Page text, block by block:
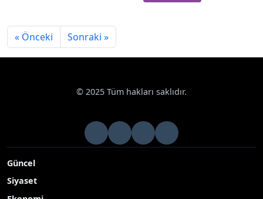
« Önceki Sonraki »
© 2025 Tüm hakları saklıdır.
Güncel
Siyaset